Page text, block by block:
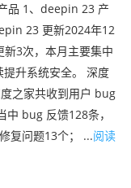
品 1、deepin 23 产
23 更新2024年12
3次，本月主要集中
升系统安全。 深度
之家共收到用户 bug
中 bug 反馈128条，
复问题13个； ...阅读